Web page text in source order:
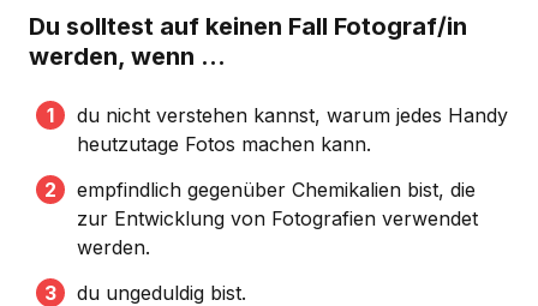
Du solltest auf keinen Fall Fotograf/in
werden, wenn …
du nicht verstehen kannst, warum jedes Handy
heutzutage Fotos machen kann.
empfindlich gegenüber Chemikalien bist, die
zur Entwicklung von Fotografien verwendet
werden.
du ungeduldig bist.